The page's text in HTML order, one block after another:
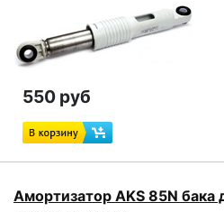
550 руб
Амортизатор AKS 85N